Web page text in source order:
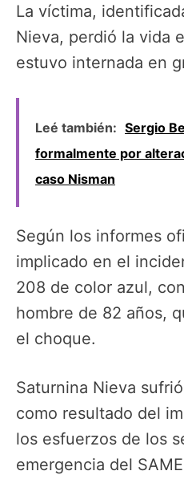
La víctima,
Nieva, perdió la vida
estuvo internada en
Leé también: Sergio
formalmente por
caso Nisman
Según los informes
implicado en el
208 de color azul,
hombre de 82 años,
el choque.
Saturnina Nieva
como resultado del
los esfuerzos de los
emergencia del